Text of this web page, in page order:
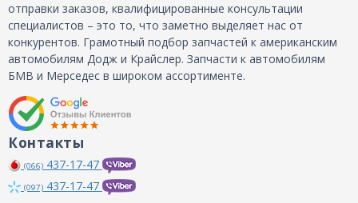
отправки заказов, квалифицированные консультации
специалистов – это то, что заметно выделяет нас от
конкурентов. Грамотный подбор запчастей к американским
автомобилям Додж и Крайслер. Запчасти к автомобилям
БМВ и Мерседес в широком ассортименте.
Контакты
(066) 437-17-47
(097) 437-17-47